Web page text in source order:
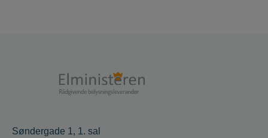
Søndergade 1, 1. sal